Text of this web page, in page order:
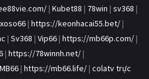
| Kubet88 | 78win | sv368 |
xoso66 | https://keonhacai55.bet/ |
| Sv368 | Vip66 | https://mb66p.com/ |
| https://78winnh.net/ |
MB66 | https://mb66.life/ | colatv trực